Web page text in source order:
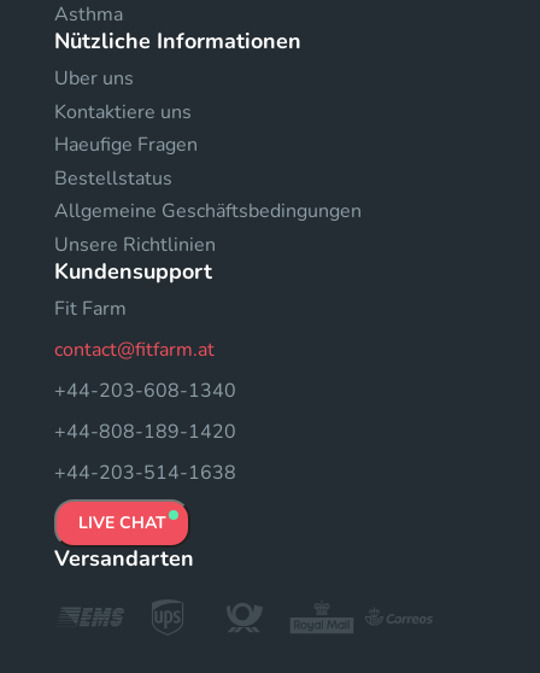
Asthma
Nützliche Informationen
Uber uns
Kontaktiere uns
Haeufige Fragen
Bestellstatus
Allgemeine Geschäftsbedingungen
Unsere Richtlinien
Kundensupport
Fit Farm
contact@fitfarm.at
+44-203-608-1340
+44-808-189-1420
+44-203-514-1638
LIVE CHAT
Versandarten